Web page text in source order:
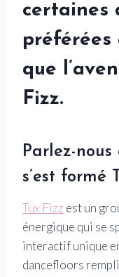
certaines
préférées
que
Fizz.
Parlez-
s’est formé
Tux Fizz est un
énergique qui se
interactif unique
dancefloors